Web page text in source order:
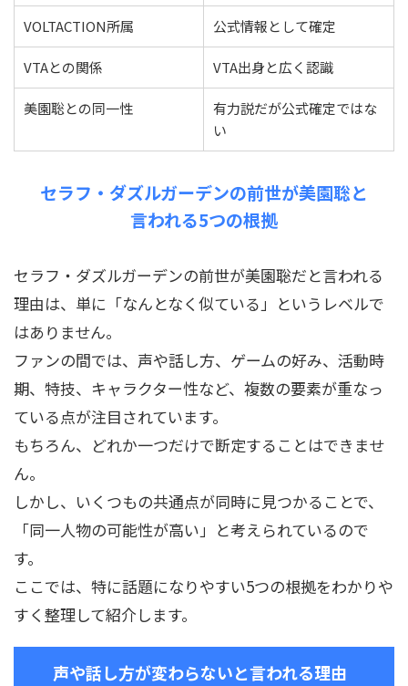
VOLTACTION所属 公式情報として確定
VTAとの関係 VTA出身と広く認識
美園聡との同一性
有力説だが公式確定ではな
い
セラフ・ダズルガーデンの前世が美園聡と
言われる5つの根拠
セラフ・ダズルガーデンの前世が美園聡だと言われる
理由は、単に「なんとなく似ている」というレベルで
はありません。
ファンの間では、声や話し方、ゲームの好み、活動時
期、特技、キャラクター性など、複数の要素が重なっ
ている点が注目されています。
もちろん、どれか一つだけで断定することはできませ
ん。
しかし、いくつもの共通点が同時に見つかることで、
「同一人物の可能性が高い」と考えられているので
す。
ここでは、特に話題になりやすい5つの根拠をわかりや
すく整理して紹介します。
声や話し方が変わらないと言われる理由